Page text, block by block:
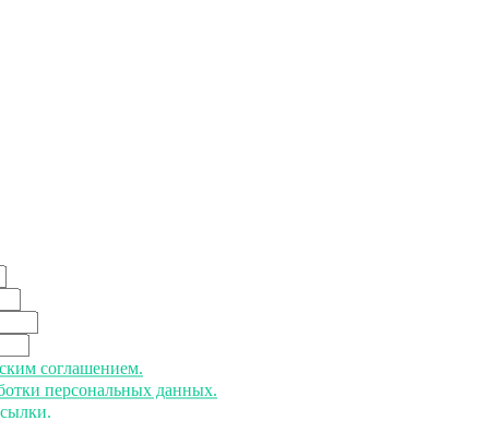
соглашением.
персональных данных.